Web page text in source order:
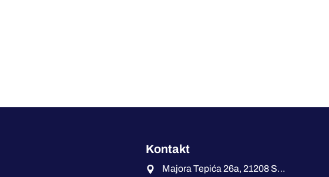
Kontakt
Majora Tepića 26a, 21208 Sremska Kamenica